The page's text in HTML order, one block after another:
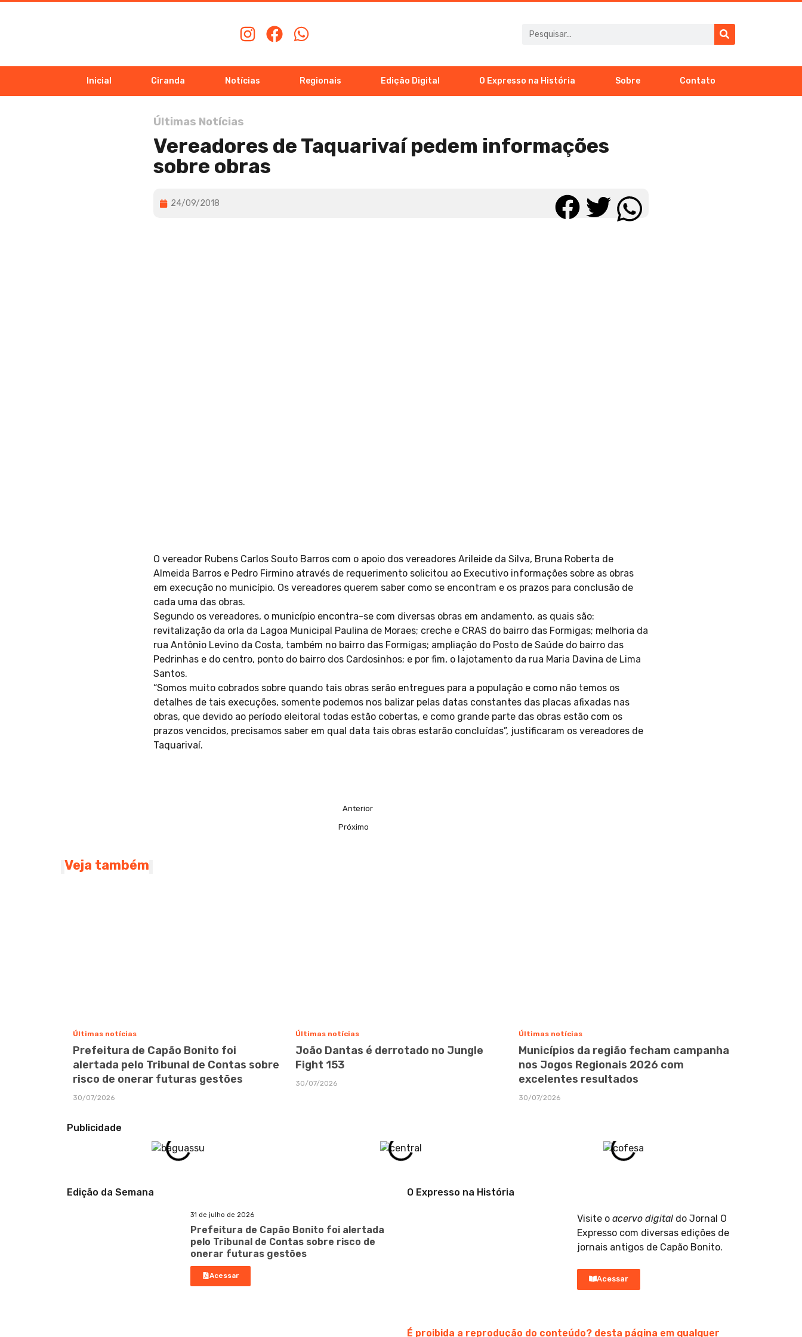
Inicial Ciranda Notícias Regionais Edição Digital O Expresso na História Sobre Contato
Últimas Notícias
Vereadores de Taquarivaí pedem informações
sobre obras
24/09/2018
O vereador Rubens Carlos Souto Barros com o apoio dos vereadores Arileide da Silva, Bruna Roberta de
Almeida Barros e Pedro Firmino através de requerimento solicitou ao Executivo informações sobre as obras
em execução no município. Os vereadores querem saber como se encontram e os prazos para conclusão de
cada uma das obras.
Segundo os vereadores, o município encontra-se com diversas obras em andamento, as quais são:
revitalização da orla da Lagoa Municipal Paulina de Moraes; creche e CRAS do bairro das Formigas; melhoria da
rua Antônio Levino da Costa, também no bairro das Formigas; ampliação do Posto de Saúde do bairro das
Pedrinhas e do centro, ponto do bairro dos Cardosinhos; e por fim, o lajotamento da rua Maria Davina de Lima
Santos.
“Somos muito cobrados sobre quando tais obras serão entregues para a população e como não temos os
detalhes de tais execuções, somente podemos nos balizar pelas datas constantes das placas afixadas nas
obras, que devido ao período eleitoral todas estão cobertas, e como grande parte das obras estão com os
prazos vencidos, precisamos saber em qual data tais obras estarão concluídas”, justificaram os vereadores de
Taquarivaí.
Anterior
Próximo
Veja também
Últimas notícias
Prefeitura de Capão Bonito foi
alertada pelo Tribunal de Contas sobre
risco de onerar futuras gestões
30/07/2026
Últimas notícias
João Dantas é derrotado no Jungle
Fight 153
30/07/2026
Últimas notícias
Municípios da região fecham campanha
nos Jogos Regionais 2026 com
excelentes resultados
30/07/2026
Publicidade
Edição da Semana
31 de julho de 2026
Prefeitura de Capão Bonito foi alertada
pelo Tribunal de Contas sobre risco de
onerar futuras gestões
Acessar
O Expresso na História
Visite o acervo digital do Jornal O
Expresso com diversas edições de
jornais antigos de Capão Bonito.
Acessar
É proibida a reprodução do conteúdo? desta página em qualquer